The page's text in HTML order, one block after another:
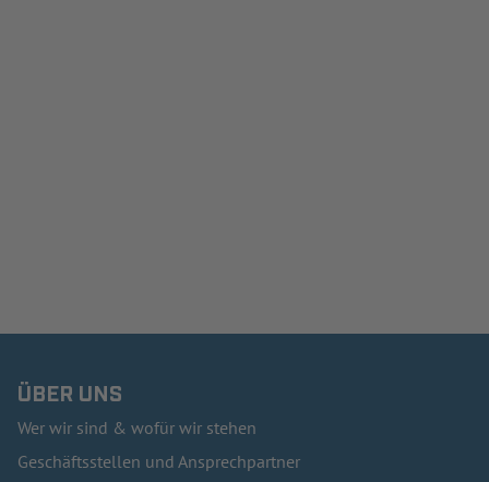
ÜBER UNS
Wer wir sind & wofür wir stehen
Geschäftsstellen und Ansprechpartner